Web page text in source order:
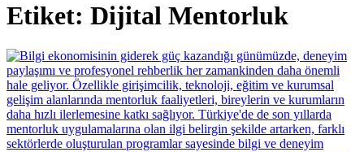
Etiket: Dijital Mentorluk